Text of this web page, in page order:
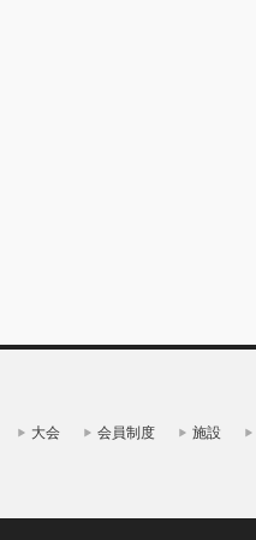
大会 会員制度 施設